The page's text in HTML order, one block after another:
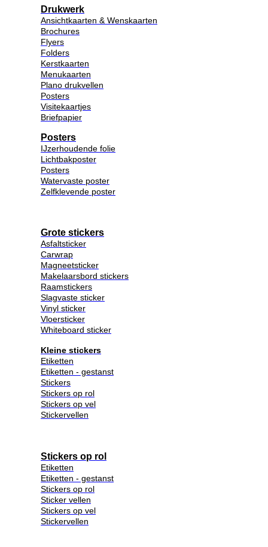
Drukwerk
Ansichtkaarten & Wenskaarten
Brochures
Flyers
Folders
Kerstkaarten
Menukaarten
Plano drukvellen
Posters
Visitekaartjes
Briefpapier
Posters
IJzerhoudende folie
Lichtbakposter
Posters
Watervaste poster
Zelfklevende poster
Grote stickers
Asfaltsticker
Carwrap
Magneetsticker
Makelaarsbord stickers
Raamstickers
Slagvaste sticker
Vinyl sticker
Vloersticker
Whiteboard sticker
Kleine stickers
Etiketten
Etiketten - gestanst
Stickers
Stickers op rol
Stickers op vel
Stickervellen
Stickers op rol
Etiketten
Etiketten - gestanst
Stickers op rol
Sticker vellen
Stickers op vel
Stickervellen